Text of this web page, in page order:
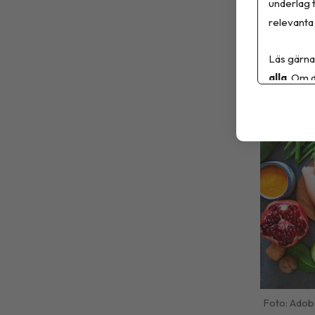
underlag
relevanta
Läs
alla .